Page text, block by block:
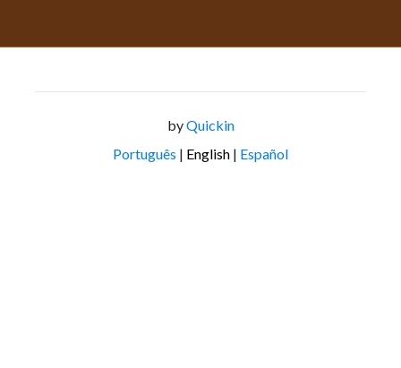
byQuickin
Português | English | Español